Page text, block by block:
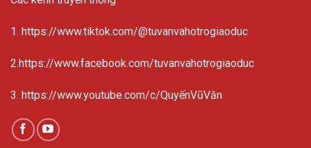
1. https://www.tiktok.com/@tuvanvahotrogiaoduc
2.https://www.facebook.com/tuvanvahotrogiaoduc
3. https://www.youtube.com/c/QuyếnVũVăn